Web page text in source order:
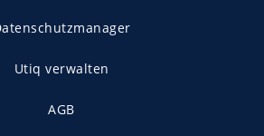
Utiq verwalten
AGB